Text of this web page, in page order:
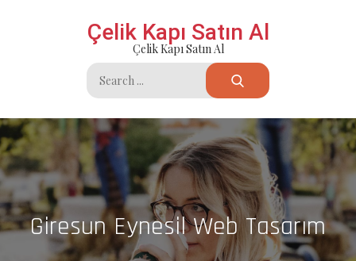
Çelik Kapı Satın Al
Çelik Kapı Satın Al
Search
for:
Giresun Eynesil Web Tasarım